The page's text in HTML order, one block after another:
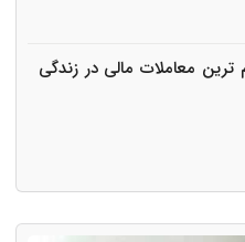
معاملات مالی در زندگی